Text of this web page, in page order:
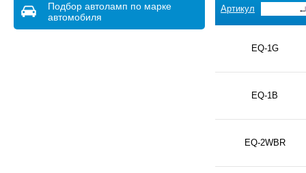
Подбор автоламп по марке
автомобиля
Артикул
EQ-1G
EQ-1B
EQ-2WBR